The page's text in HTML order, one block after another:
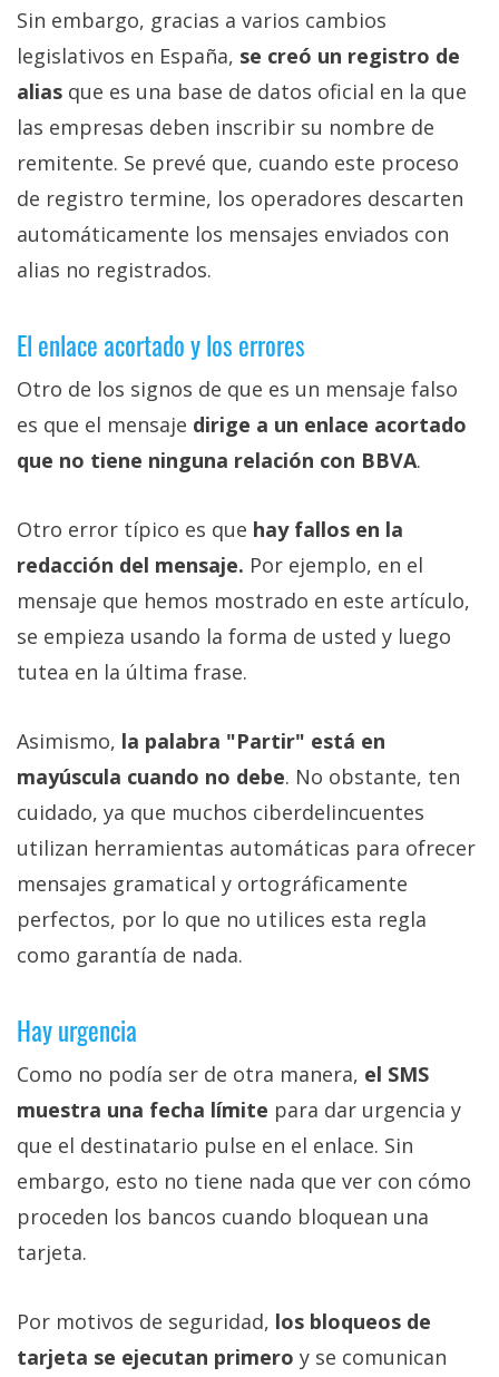
Sin embargo, gracias a varios cambios
legislativos en España, se creó un registro de
alias que es una base de datos oficial en la que
las empresas deben inscribir su nombre de
remitente. Se prevé que, cuando este proceso
de registro termine, los operadores descarten
automáticamente los mensajes enviados con
alias no registrados.
El enlace acortado y los errores
Otro de los signos de que es un mensaje falso
es que el mensaje dirige a un enlace acortado
que no tiene ninguna relación con BBVA.
Otro error típico es que hay fallos en la
redacción del mensaje. Por ejemplo, en el
mensaje que hemos mostrado en este artículo,
se empieza usando la forma de usted y luego
tutea en la última frase.
Asimismo, la palabra "Partir" está en
mayúscula cuando no debe. No obstante, ten
cuidado, ya que muchos ciberdelincuentes
utilizan herramientas automáticas para ofrecer
mensajes gramatical y ortográficamente
perfectos, por lo que no utilices esta regla
como garantía de nada.
Hay urgencia
Como no podía ser de otra manera, el SMS
muestra una fecha límite para dar urgencia y
que el destinatario pulse en el enlace. Sin
embargo, esto no tiene nada que ver con cómo
proceden los bancos cuando bloquean una
tarjeta.
Por motivos de seguridad, los bloqueos de
tarjeta se ejecutan primero y se comunican